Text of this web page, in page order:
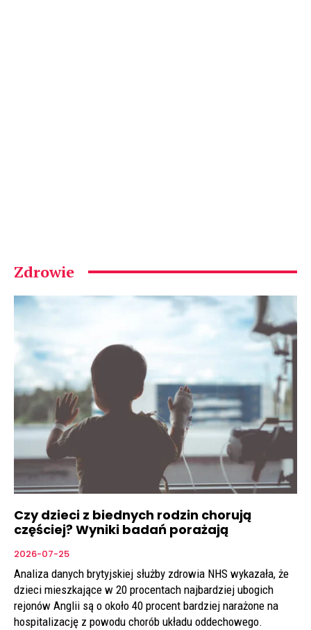
Zdrowie
Czy dzieci z biednych rodzin chorują
częściej? Wyniki badań porażają
2026-07-25
Analiza danych brytyjskiej służby zdrowia NHS wykazała, że
dzieci mieszkające w 20 procentach najbardziej ubogich
rejonów Anglii są o około 40 procent bardziej narażone na
hospitalizację z powodu chorób układu oddechowego.